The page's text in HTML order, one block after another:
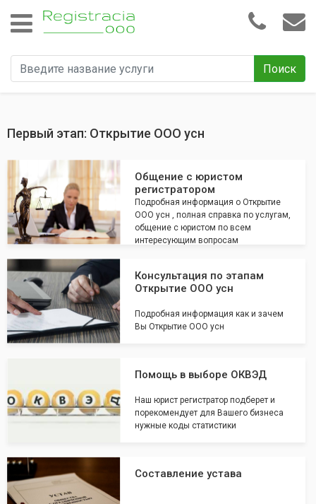
Поиск
Первый этап: Открытие ООО усн
Общение с юристом
регистратором
Подробная информация о Открытие
ООО усн , полная справка по услугам,
общение с юристом по всем
интересующим вопросам
Консультация по этапам
Открытие ООО усн
Подробная информация как и зачем
Вы Открытие ООО усн
Помощь в выборе ОКВЭД
Наш юрист регистратор подберет и
порекомендует для Вашего бизнеса
нужные коды статистики
Составление устава